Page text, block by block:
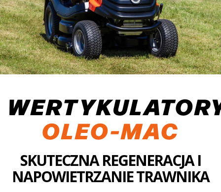
OLEO-MAC
SKUTECZNA REGENERACJA I
NAPOWIETRZANIE TRAWNIKA